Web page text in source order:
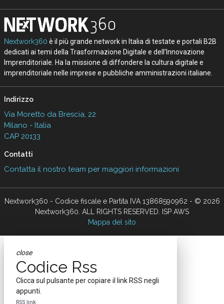
Nextwork360 è il più grande network in Italia di testate e portali B2B
dedicati ai temi della Trasformazione Digitale e dell’Innovazione
Imprenditoriale. Ha la missione di diffondere la cultura digitale e
imprenditoriale nelle imprese e pubbliche amministrazioni italiane.
Indirizzo
Via Moretto da Brescia, 22
Milano - Italia
CAP 20133
Contatti
Contatta il nostro team per maggiori informazioni
Nextwork360 - Codice fiscale e Partita IVA 13868590962 - © 2026
Nextwork360. ALL RIGHTS RESERVED. ISP AWS
Mappa del sito
close
Codice Rss
Clicca sul pulsante per copiare il link RSS negli
appunti.
RSS link